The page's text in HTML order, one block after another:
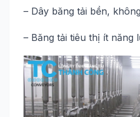
– Dây băng tải bền,
– Băng tải tiêu thị ít năng